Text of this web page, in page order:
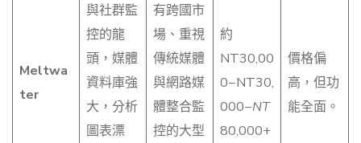
Meltwa
ter
與社群監
控的龍
頭，媒體
資料庫強
大，分析
圖表漂
有跨國市
場、重視
傳統媒體
與網路媒
體整合監
控的大型
約
NT30,00
0−NT30,
000−NT
80,000+
價格偏
高，但功
能全面。